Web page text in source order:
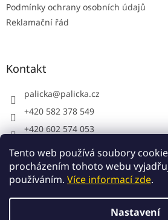
Tento web používá soubory
procházením tohoto webu
používáním. Více informací zde.
Nastavení
Podmínky ochrany osobních údajů
Reklamační řád
Kontakt
palicka@palicka.cz
+420 582 378 549
+420 602 574 053
Palička s.r.o. - pracovní oděvy